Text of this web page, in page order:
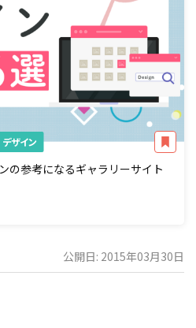
デザイン
の参考になるギャラリーサイト
公開日: 2015年03月30日